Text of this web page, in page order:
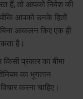
हैं, तो आपको निवेश की
आपको उनके हितों
आकलन किए एक ही
है।
प्रकार का बीमा
का भुगतान
करना चाहिए।